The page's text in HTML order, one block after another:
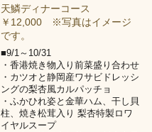
天鱗ディナーコース
￥12,000 ※写真はイメージ
です。
■9/1～10/31
・香港焼き物入り前菜盛り合わせ
・カツオと静岡産ワサビドレッシ
ングの梨杏風カルパッチョ
・ふかひれ姿と金華ハム、干し貝
柱、焼き松茸入り 梨杏特製ロワ
イヤルスープ